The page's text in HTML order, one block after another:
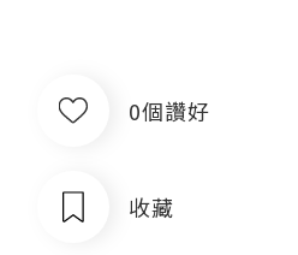
0個讚好
收藏